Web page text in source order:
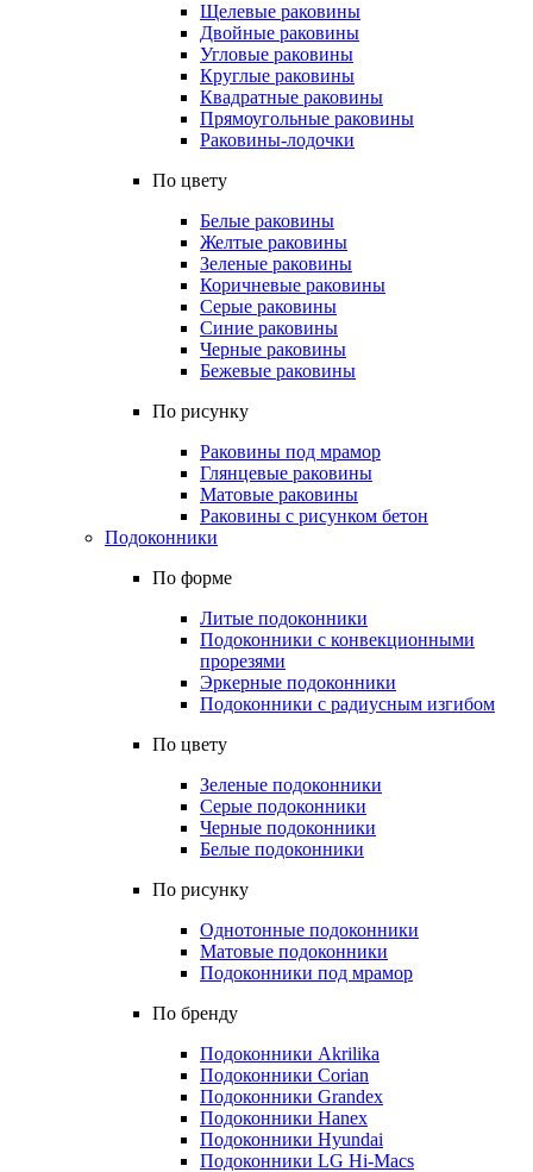
Щелевые раковины
Двойные раковины
Угловые раковины
Круглые раковины
Квадратные раковины
Прямоугольные раковины
Раковины-лодочки
По цвету
Белые раковины
Желтые раковины
Зеленые раковины
Коричневые раковины
Серые раковины
Синие раковины
Черные раковины
Бежевые раковины
По рисунку
Раковины под мрамор
Глянцевые раковины
Матовые раковины
Раковины с рисунком бетон
Подоконники
По форме
Литые подоконники
Подоконники с конвекционными
прорезями
Эркерные подоконники
Подоконники с радиусным изгибом
По цвету
Зеленые подоконники
Серые подоконники
Черные подоконники
Белые подоконники
По рисунку
Однотонные подоконники
Матовые подоконники
Подоконники под мрамор
По бренду
Подоконники Akrilika
Подоконники Corian
Подоконники Grandex
Подоконники Hanex
Подоконники Hyundai
Подоконники LG Hi-Macs